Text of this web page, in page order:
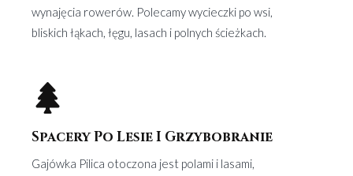
wynajęcia rowerów. Polecamy wycieczki po wsi,
bliskich łąkach, łęgu, lasach i polnych ścieżkach.
Spacery Po Lesie I Grzybobranie
Gajówka Pilica otoczona jest polami i lasami,